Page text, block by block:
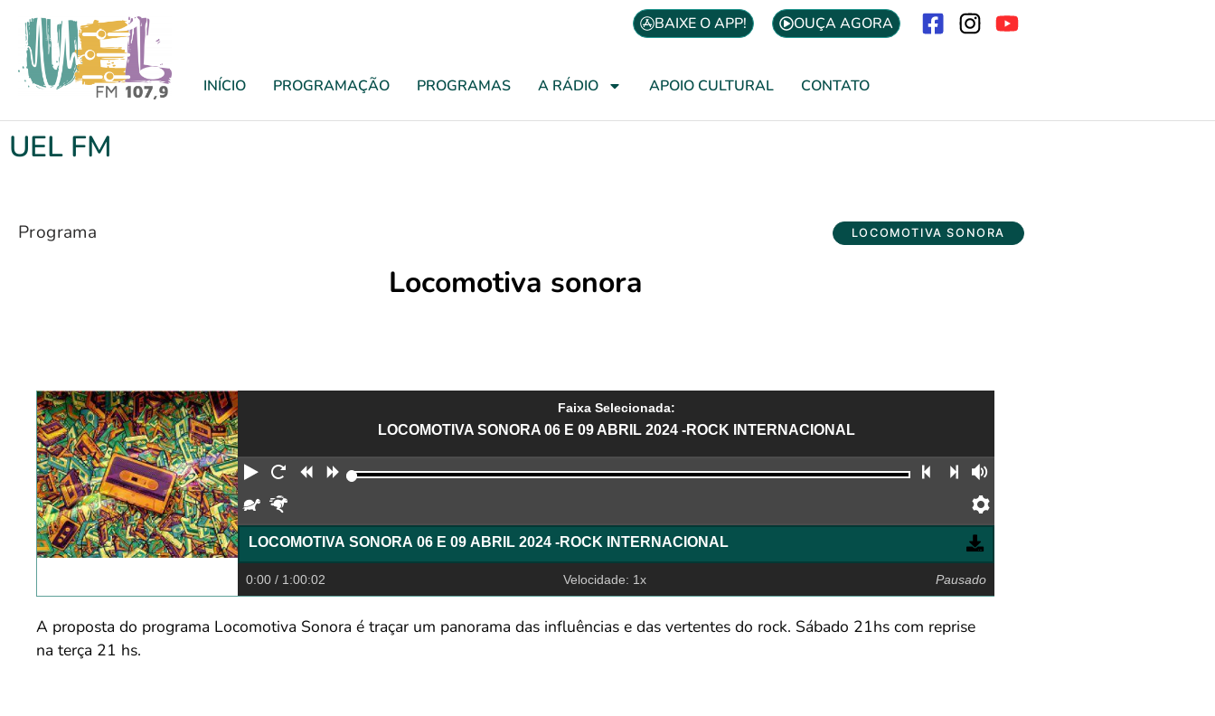
BAIXE O APP! OUÇA AGORA
INÍCIO PROGRAMAÇÃO PROGRAMAS A RÁDIO APOIO CULTURAL CONTATO
UEL FM
Programa LOCOMOTIVA SONORA
Locomotiva sonora
Faixa Selecionada:
LOCOMOTIVA SONORA 06 E 09 ABRIL 2024 -ROCK INTERNACIONAL
Reproduzir
Reiniciar
Retroceder
Avançar Faixa anterior
Próxima faixa
Devagar
Preferências
LOCOMOTIVA SONORA 06 E 09 ABRIL 2024 -ROCK INTERNACIONAL
0:00 / 1:00:02 Velocidade: 1x Pausado
A proposta do programa Locomotiva Sonora é traçar um panorama das influências e das vertentes do rock. Sábado 21hs com reprise
na terça 21 hs.